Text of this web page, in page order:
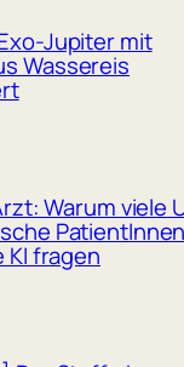
Jupiter mit
Wassereis
Warum viele
PatientInnen
fragen